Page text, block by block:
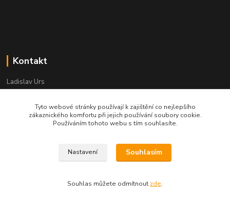
Kontakt
Ladislav Urs
+420 603 996 859
Po - Pá 9:00 - 12:00 13:00 - 17:00
bego-bohemia@begonie.cz
© bego-bohemia2021
Tyto webové stránky používají k zajištění co nejlepšího
zákaznického komfortu při jejich používání soubory cookie.
Používáním tohoto webu s tím souhlasíte.
Nastavení Souhlasím
Souhlas můžete odmítnout zde.